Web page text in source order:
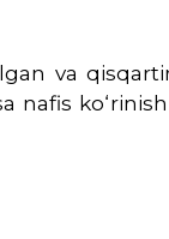
va
nafis